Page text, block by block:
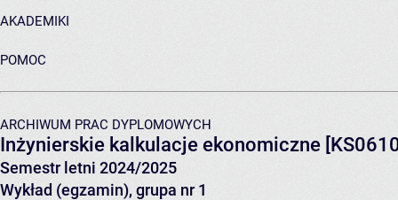
AKADEMIKI
POMOC
ARCHIWUM PRAC DYPLOMOWYCH
Inżynierskie kalkulacje ekonomiczne
Semestr letni 2024/2025
Wykład (egzamin), grupa nr 1